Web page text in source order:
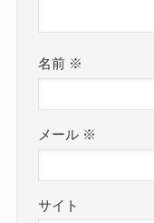
名前 ※
メール ※
サイト